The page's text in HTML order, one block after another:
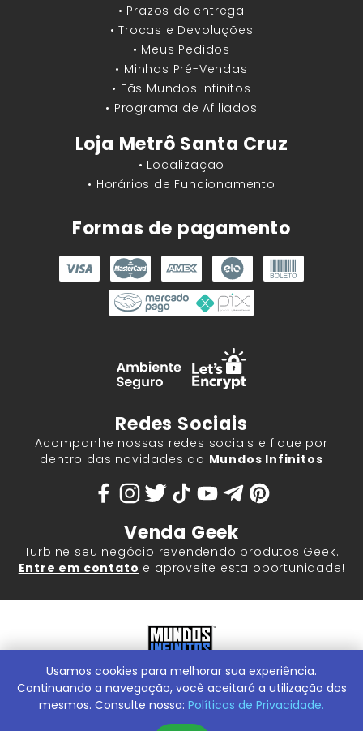
• Prazos de entrega
• Trocas e Devoluções
• Meus Pedidos
• Minhas Pré-Vendas
• Fãs Mundos Infinitos
• Programa de Afiliados
Loja Metrô Santa Cruz
• Localização
• Horários de Funcionamento
Formas de pagamento
Redes Sociais
Acompanhe nossas redes sociais e fique por
dentro das novidades do Mundos Infinitos
Venda Geek
Turbine seu negócio revendendo produtos Geek.
Entre em contato e aproveite esta oportunidade!
Mundos Infinitos - Publicações e Geek Store |ContentStuff
Publicações e Assinaturas Ltda. CNPJ - 05.859.917/0001-60.
Conheça nossa Loja Física:Rua Machado Bitencourt, 291 -
Usamos cookies para melhorar sua experiência.
Continuando a navegação, você aceitará a utilização dos
mesmos. Consulte nossa: Políticas de Privacidade.